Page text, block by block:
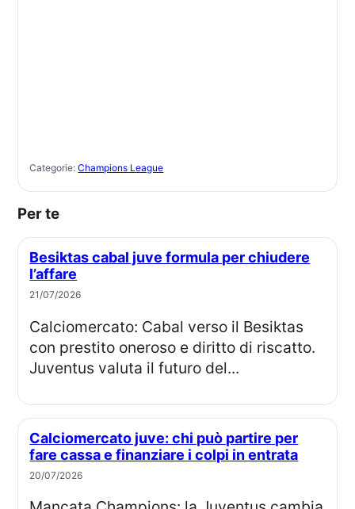
Categorie:Champions League
Per te
Besiktas cabal juve formula per chiudere
l’affare
21/07/2026
Calciomercato: Cabal verso il Besiktas
con prestito oneroso e diritto di riscatto.
Juventus valuta il futuro del...
Calciomercato juve: chi può partire per
fare cassa e finanziare i colpi in entrata
20/07/2026